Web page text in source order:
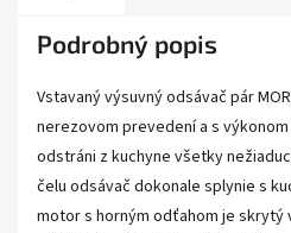
Podrobný popis
Vstavaný výsuvný odsávač pár
nerezovom prevedení a s
odstráni z kuchyne všetky
čelu odsávač dokonale splynie s
motor s horným odťahom je skrytý